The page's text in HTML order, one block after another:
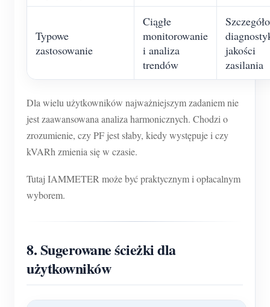
Typowe
zastosowanie
Ciągłe
monitorowanie
i analiza
trendów
jakości
zasilania
Dla wielu użytkowników najważniejszym zadaniem nie
jest zaawansowana analiza harmonicznych. Chodzi o
zrozumienie, czy PF jest słaby, kiedy występuje i czy
kVARh zmienia się w czasie.
Tutaj IAMMETER może być praktycznym i opłacalnym
wyborem.
8. Sugerowane ścieżki dla
użytkowników